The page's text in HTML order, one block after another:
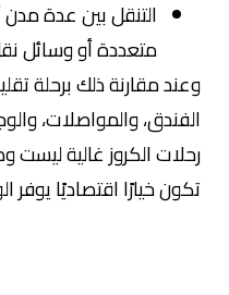
التنقل بين عدة مدن أو
متعددة أو وسائل نقل
وعند مقارنة ذلك برحلة
الفندق، والمواصلات،
رحلات الكروز غالية ليست
تكون خيارًا اقتصاديًا يوفر